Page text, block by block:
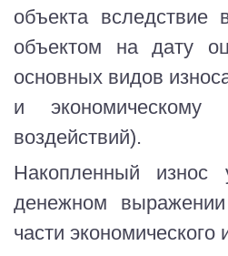
объекта вследствие
объектом на дату
основных видов
и экономическому
воздействий).
Накопленный
денежном
части